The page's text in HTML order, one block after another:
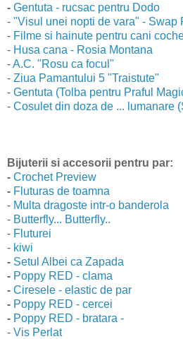
- Gentuta - rucsac pentru Dodo
- "Visul unei nopti de vara" - Swap
- Filme si hainute pentru cani
- Husa cana - Rosia Montana
-A.C. "Rosu ca focul"
- Ziua Pamantului 5 "Traistute"
- Gentuta (Tolba pentru Praful
- Cosulet din doza de ... lumanare
Bijuterii si accesorii pentru par:
- Crochet Preview
- Fluturas de toamna
- Multa dragoste intr-o banderola
- Butterfly... Butterfly..
- Fluturei
- kiwi
- Setul Albei ca Zapada
- Poppy RED - clama
- Ciresele - elastic de par
- Poppy RED - cercei
- Poppy RED - bratara -
- Vis Perlat